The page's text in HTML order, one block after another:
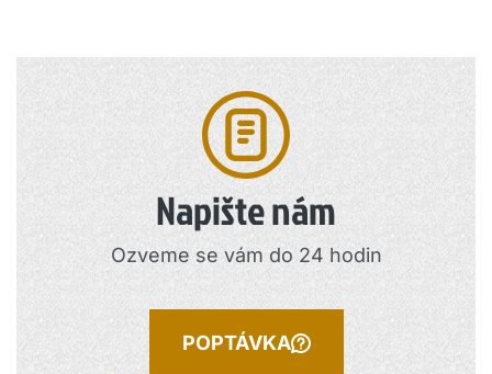
Napište nám
Ozveme se vám do 24 hodin
POPTÁVKA